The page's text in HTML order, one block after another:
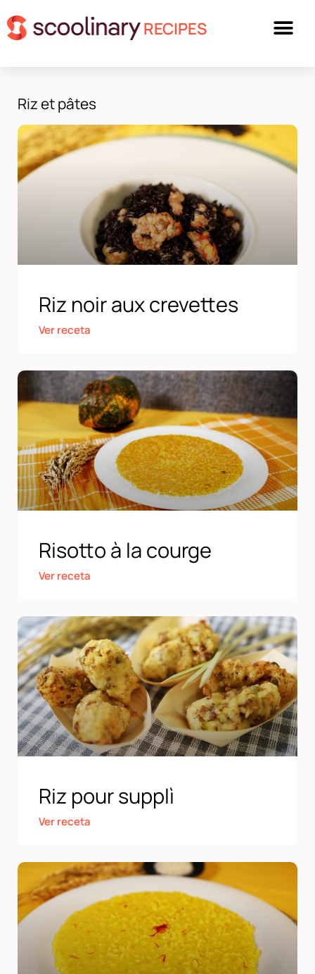
RECIPES
Riz et pâtes
Riz noir aux crevettes
Ver receta
Risotto à la courge
Ver receta
Riz pour supplì
Ver receta